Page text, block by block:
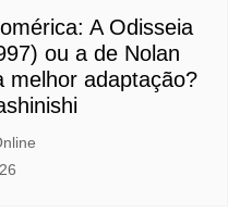
A Odisseia
ou a de Nolan
melhor adaptação?